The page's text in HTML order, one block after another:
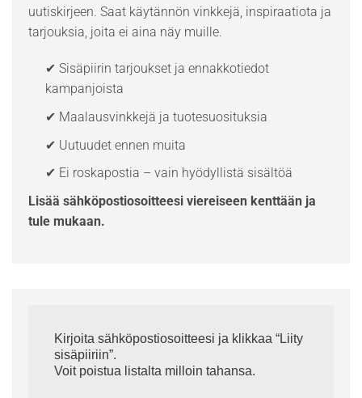
uutiskirjeen. Saat käytännön vinkkejä, inspiraatiota ja
tarjouksia, joita ei aina näy muille.
✔ Sisäpiirin tarjoukset ja ennakkotiedot
kampanjoista
✔ Maalausvinkkejä ja tuotesuosituksia
✔ Uutuudet ennen muita
✔ Ei roskapostia – vain hyödyllistä sisältöä
Lisää sähköpostiosoitteesi viereiseen kenttään ja
tule mukaan.
Kirjoita sähköpostiosoitteesi ja klikkaa “Liity
sisäpiiriin”.
Voit poistua listalta milloin tahansa.